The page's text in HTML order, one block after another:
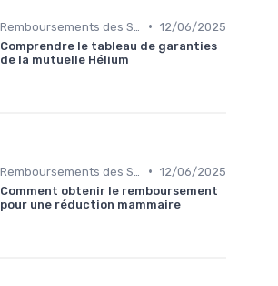
• 12/06/2025
Comprendre le tableau de garanties
de la mutuelle Hélium
• 12/06/2025
Comment obtenir le remboursement
pour une réduction mammaire